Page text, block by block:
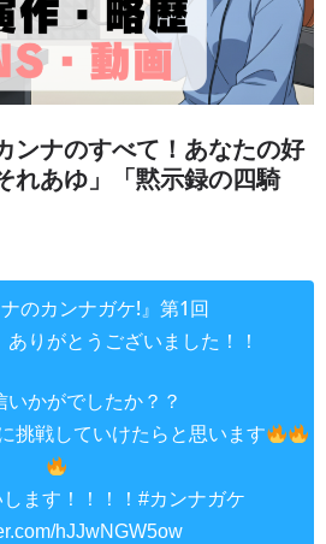
ンナのすべて！あなたの好
れあゆ」「黙示録の四騎
ナのカンナガケ!』第1回
りがとうございました！！
いかがでしたか？？
挑戦していけたらと思います
ます！！！！ #カンナガケ
hJJwNGW5ow